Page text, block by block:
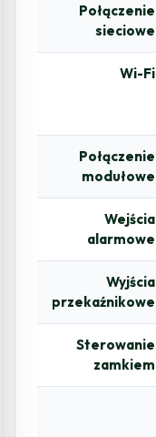
Połączenie
sieciowe
Wi-Fi
Połączenie
modułowe
Wejścia
alarmowe
Wyjścia
przekaźnikowe
Sterowanie
zamkiem